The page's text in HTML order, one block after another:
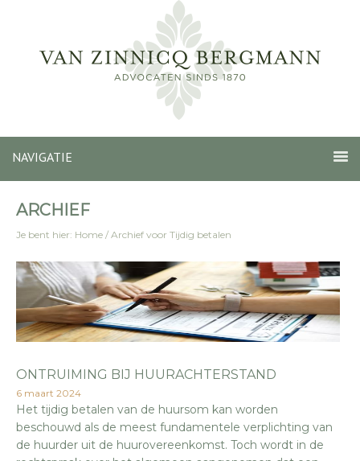
NAVIGATIE
ARCHIEF
Je bent hier: Home / Archief voor Tijdig betalen
ONTRUIMING BIJ HUURACHTERSTAND
6 maart 2024
Het tijdig betalen van de huursom kan worden
beschouwd als de meest fundamentele verplichting van
de huurder uit de huurovereenkomst. Toch wordt in de